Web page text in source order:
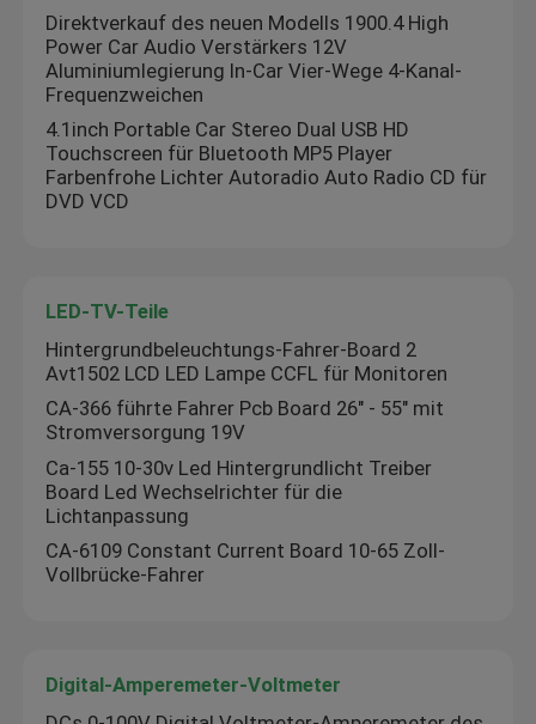
Produkte
Über uns
Werksbesichtigung
Neuigkeiten
Rechtssachen
Blog
Direktverkauf des neuen Modells 1900.4 High
Power Car Audio Verstärkers 12V
Aluminiumlegierung In-Car Vier-Wege 4-Kanal-
Frequenzweichen
4.1inch Portable Car Stereo Dual USB HD
Touchscreen für Bluetooth MP5 Player
Farbenfrohe Lichter Autoradio Auto Radio CD für
DVD VCD
LED-TV-Teile
Hintergrundbeleuchtungs-Fahrer-Board 2
Avt1502 LCD LED Lampe CCFL für Monitoren
CA-366 führte Fahrer Pcb Board 26" - 55" mit
Stromversorgung 19V
Ca-155 10-30v Led Hintergrundlicht Treiber
Board Led Wechselrichter für die
Lichtanpassung
CA-6109 Constant Current Board 10-65 Zoll-
Vollbrücke-Fahrer
Digital-Amperemeter-Voltmeter